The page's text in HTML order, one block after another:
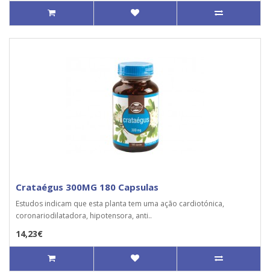
Crataégus 300MG 180 Capsulas
Estudos indicam que esta planta tem uma ação cardiotónica,
coronariodilatadora, hipotensora, anti..
14,23€